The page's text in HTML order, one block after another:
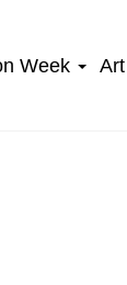
Week Art